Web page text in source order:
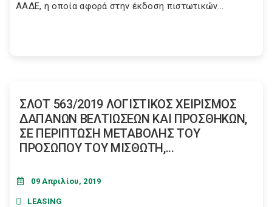
ΑΑΔΕ, η οποία αφορά στην έκδοση πιστωτικών...
ΣΛΟΤ 563/2019 ΛΟΓΙΣΤΙΚΟΣ ΧΕΙΡΙΣΜΟΣ
ΔΑΠΑΝΩΝ ΒΕΛΤΙΩΣΕΩΝ ΚΑΙ ΠΡΟΣΘΗΚΩΝ,
ΣΕ ΠΕΡΙΠΤΩΣΗ ΜΕΤΑΒΟΛΗΣ ΤΟΥ
ΠΡΟΣΩΠΟΥ ΤΟΥ ΜΙΣΘΩΤΗ,...
09 Απριλίου, 2019
LEASING